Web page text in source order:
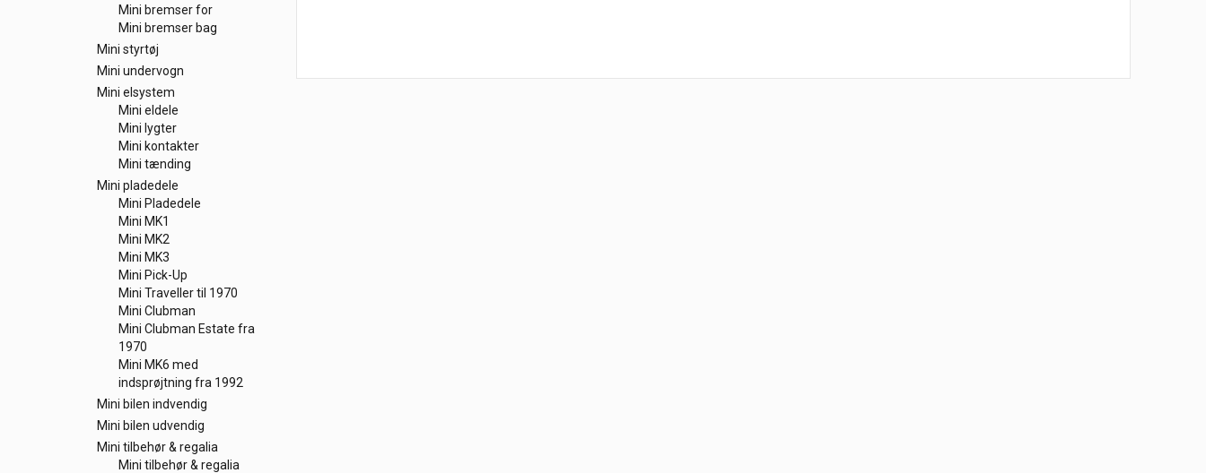
Mini bremser for
Mini bremser bag
Mini styrtøj
Mini undervogn
Mini elsystem
Mini eldele
Mini lygter
Mini kontakter
Mini tænding
Mini pladedele
Mini Pladedele
Mini MK1
Mini MK2
Mini MK3
Mini Pick-Up
Mini Traveller til 1970
Mini Clubman
Mini Clubman Estate fra
1970
Mini MK6 med
indsprøjtning fra 1992
Mini bilen indvendig
Mini bilen udvendig
Mini tilbehør & regalia
Mini tilbehør & regalia